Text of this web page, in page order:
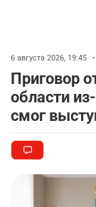
6 августа 2026, 19:45 •
Приговор
области
смог